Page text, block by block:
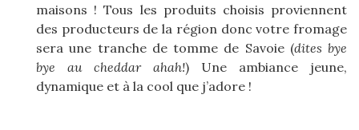
maisons ! Tous les produits choisis proviennent
des producteurs de la région donc votre fromage
sera une tranche de tomme de Savoie (dites bye
bye au cheddar ahah!) Une ambiance jeune,
dynamique et à la cool que j’adore !